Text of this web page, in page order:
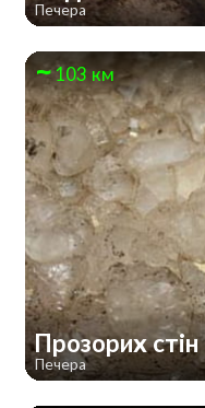
Печера
103 км
Прозорих стін
Печера